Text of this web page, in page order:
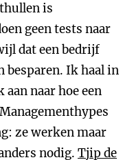
is
geen tests naar
dat een bedrijf
besparen. Ik haal in
naar hoe een
ze werken maar
nodig. Tjip de